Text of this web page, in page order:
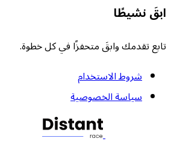
ابقَ نشيطًا
تابع تقدمك وابقَ متحفزًا في كل خطوة.
شروط الاستخدام
سياسة الخصوصية